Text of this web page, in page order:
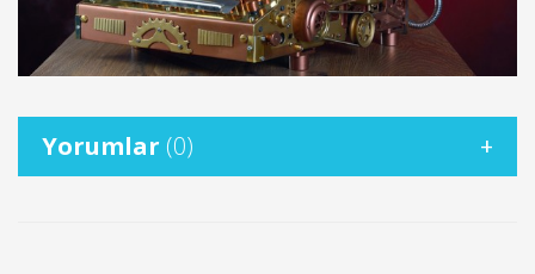
Yorumlar (0)